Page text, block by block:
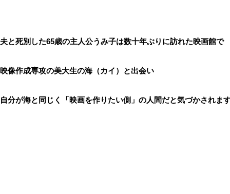
夫と死別した65歳の主人公うみ子は数十年ぶりに訪れた映画館で
映像作成専攻の美大生の海（カイ）と出会い
自分が海と同じく「映画を作りたい側」の人間だと気づかされま